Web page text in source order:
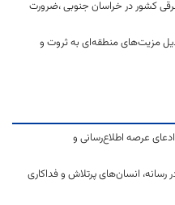
کشور در خراسان جنوبی ،ضرورت
مزیت‌های منطقه‌ای به ثروت و
عرصه اطلاع‌رسانی و
رسانه، انسان‌های پرتلاش و فداکاری